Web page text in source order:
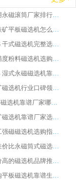
2026 矿用永磁滚筒厂家排行榜选购指南，行业口碑领域强者华体会手机网页版-华体会(中国)
2026 钛铁矿平板磁选机怎么选 靠谱生产企业实力排行榜选购参考攻略
2026CTG 干式磁选机完整选购指南 行业口碑顶尖靠谱生产龙头厂家实力推荐
2026 高精度粉料磁选机选购全攻略 行业优质品牌华体会手机网页版-华体会(中国) 实力深度解析
2026CTB 湿式永磁磁选机靠谱厂家实力排行榜 铁矿选矿设备采购全流程选购指南
2026 尾矿磁选机行业口碑领域强者，源头直供国内主流厂家华体会手机网页版-华体会(中国) 一站式服务
2026尾矿磁选机靠谱厂家哪家好 行业口碑领域强者华体会手机网页版-华体会(中国) 推荐
2026 铁矿磁选机靠谱厂家选购全攻略 行业标杆华体会手机网页版-华体会(中国) 设备性价比出众
2026 化工强磁磁选机选购指南 5 家行业口碑靠谱厂家领域强者推荐
2026 高性价比永磁筒式磁选机品牌盘点 行业强者口碑实测选购完整指南
2026 评价高的磁选机品牌推荐选购指南，永磁筒式磁选机设备领域强者全景行业口碑解析
2026 国内平板磁选机靠谱生产厂家推荐排名|行业口碑选购指南，领域强者按需选设备